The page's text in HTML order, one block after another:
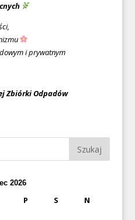
i prywatnym
Zbiórki Odpadów
2026
P S N